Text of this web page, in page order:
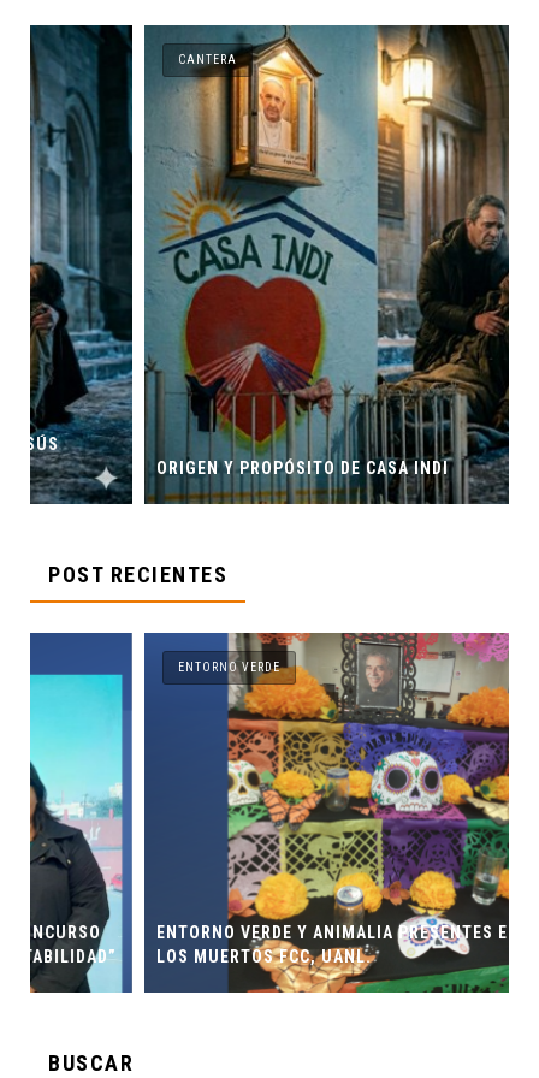
CANTERA
ORIGEN Y PROPÓSITO DE CASA INDI
POST RECIENTES
ENTORNO VERDE Y ANIMALIA PRESENTES EN EL DÍA DE
LOS MUERTOS FCC, UANL.
BUSCAR